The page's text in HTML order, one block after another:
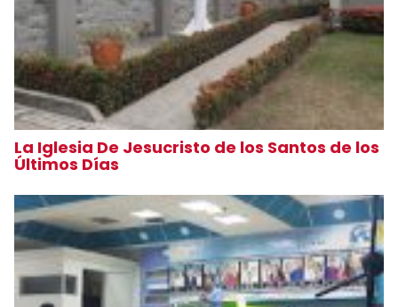
La Iglesia De Jesucristo de los Santos de los
Últimos Días